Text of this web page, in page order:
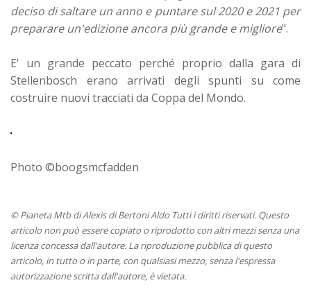
deciso di saltare un anno e puntare sul 2020 e 2021 per
preparare un'edizione ancora più grande e migliore".
E' un grande peccato perché proprio dalla gara di
Stellenbosch erano arrivati degli spunti su come
costruire nuovi tracciati da Coppa del Mondo.
Photo ©boogsmcfadden
© Pianeta Mtb di Alexis di Bertoni Aldo Tutti i diritti riservati. Questo
articolo non può essere copiato o riprodotto con altri mezzi senza una
licenza concessa dall'autore. La riproduzione pubblica di questo
articolo, in tutto o in parte, con qualsiasi mezzo, senza l'espressa
autorizzazione scritta dall'autore, è vietata.